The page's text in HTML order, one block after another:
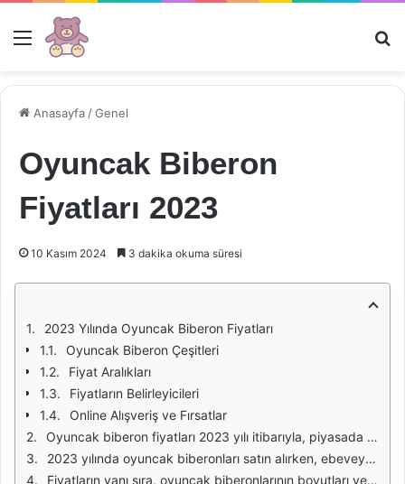
Menü
Anasayfa /Genel
Oyuncak Biberon
Fiyatları 2023
10 Kasım 2024 3 dakika okuma süresi
2023 Yılında Oyuncak Biberon Fiyatları
Oyuncak Biberon Çeşitleri
Fiyat Aralıkları
Fiyatların Belirleyicileri
Online Alışveriş ve Fırsatlar
Oyuncak biberon fiyatları 2023 yılı itibarıyla, piyasada sunulan geniş ürün yelpazesi nedeniyle değişiklik göstermektedir. Bu yıl, oyuncak biberonların fiyatları birçok faktöre bağlı olarak artış göstermiştir. Özellikle markalar, malzeme kalitesi ve tasarım, fiyatları etkileyen başlıca unsurlardır. Kaliteli ve güvenilir markalar, genellikle daha yüksek fiyat aralıklarında yer almaktadır.
2023 yılında oyuncak biberonları satın alırken, ebeveynler genellikle güvenlik ve sağlık standartlarına uygun ürünleri tercih etmektedir. Bu nedenle, fiyatlar arasında belirgin farklar olabilmektedir. Örneğin, BPA içermeyen plastikten üretilmiş oyuncak biberonlar, daha yüksek fiyatlarla satılmaktadır. Ayrıca, el yapımı veya özel tasarımlı ürünler de fiyatlarını artıran diğer unsurlar arasında yer almaktadır.
Fiyatların yanı sıra, oyuncak biberonlarının boyutları ve fonksiyonları da çeşitlilik göstermektedir. Bazı modeller, gerçek biberonlara benzer şekilde tasarlanırken, bazıları daha eğlenceli ve renkli bir görünüm sunmaktadır. Bu da fiyat aralıklarını etkileyen önemli bir faktördür. Özellikle, interaktif özelliklere sahip oyuncak biberonlar, diğer modellere göre daha yüksek fiyatlarla satışa sunulmaktadır.